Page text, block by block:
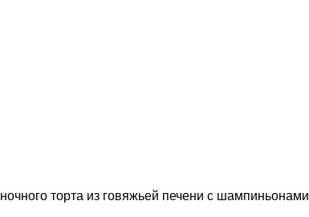
торта из говяжьей печени с шампиньонами